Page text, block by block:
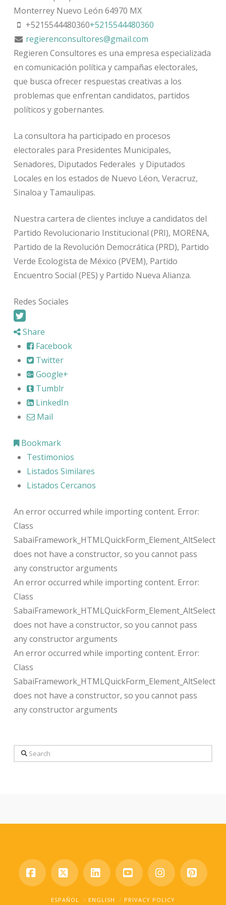
Monterrey Nuevo León 64970 MX
+5215544480360+5215544480360
regierenconsultores@gmail.com
Regieren Consultores es una empresa especializada
en comunicación política y campañas electorales,
que busca ofrecer respuestas creativas a los
problemas que enfrentan candidatos, partidos
políticos y gobernantes.
La consultora ha participado en procesos
electorales para Presidentes Municipales,
Senadores, Diputados Federales y Diputados
Locales en los estados de Nuevo Léon, Veracruz,
Sinaloa y Tamaulipas.
Nuestra cartera de clientes incluye a candidatos del
Partido Revolucionario Institucional (PRI), MORENA,
Partido de la Revolución Democrática (PRD), Partido
Verde Ecologista de México (PVEM), Partido
Encuentro Social (PES) y Partido Nueva Alianza.
Redes Sociales
Share
Facebook
Twitter
Google+
Tumblr
LinkedIn
Mail
Bookmark
Testimonios
Listados Similares
Listados Cercanos
An error occurred while importing content. Error:
Class
SabaiFramework_HTMLQuickForm_Element_AltSelect
does not have a constructor, so you cannot pass
any constructor arguments
An error occurred while importing content. Error:
Class
SabaiFramework_HTMLQuickForm_Element_AltSelect
does not have a constructor, so you cannot pass
any constructor arguments
An error occurred while importing content. Error:
Class
SabaiFramework_HTMLQuickForm_Element_AltSelect
does not have a constructor, so you cannot pass
any constructor arguments
Search
Facebook
X LinkedInYouTubeInstagram
ESPAÑOL ENGLISH PRIVACY POLICY